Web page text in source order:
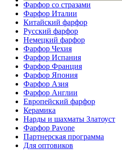
Фарфор со стразами
Фарфор Италии
Китайский фарфор
Русский фарфор
Немецкий фарфор
Фарфор Чехия
Фарфор Испания
Фарфор Франция
Фарфор Япония
Фарфор Азия
Фарфор Англии
Европейский фарфор
Керамика
Нарды и шахматы Златоуст
Фарфор Pavone
Партнерская программа
Для оптовиков